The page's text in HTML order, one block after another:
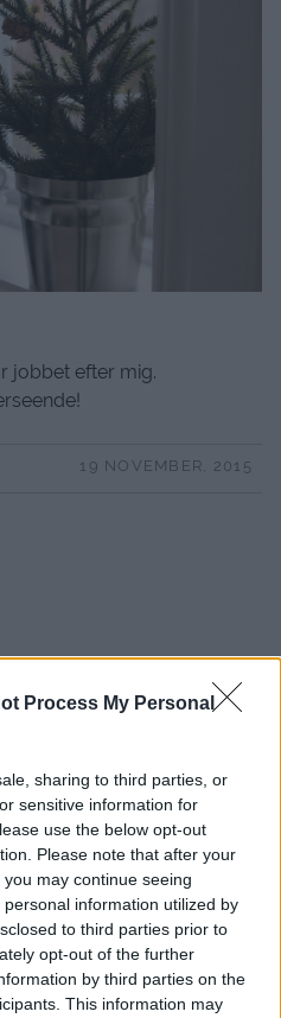
Process My Personal
sharing to third parties, or
sensitive information for
use the below opt-out
Please note that after your
may continue seeing
information utilized by
to third parties prior to
opt-out of the further
by third parties on the
This information may
jobbet efter mig.
19 NOVEMBER, 2015